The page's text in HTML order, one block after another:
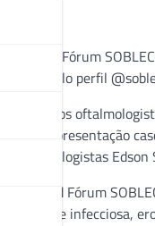
o Grand Fórum
vivo pelo perfil
a médicos
na apresentação
oftalmologistas
no Grand Fórum
ceratite infecciosa,